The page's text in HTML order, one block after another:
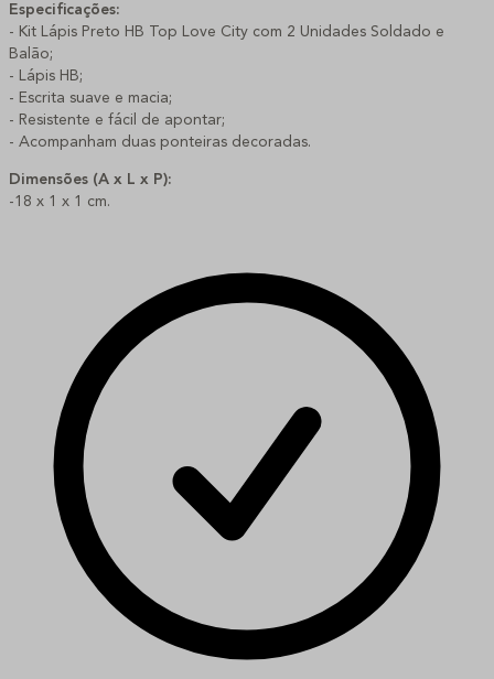
Especificações:
- Kit Lápis Preto HB Top Love City com 2 Unidades Soldado e
Balão;
- Lápis HB;
- Escrita suave e macia;
- Resistente e fácil de apontar;
- Acompanham duas ponteiras decoradas.
Dimensões (A x L x P):
-18 x 1 x 1 cm.